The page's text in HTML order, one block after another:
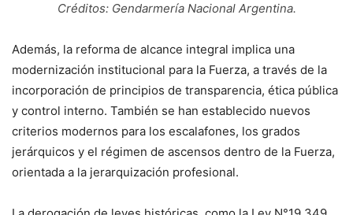
Créditos: Gendarmería Nacional Argentina.
Además, la reforma de alcance integral implica una
modernización institucional para la Fuerza, a través de la
incorporación de principios de transparencia, ética pública
y control interno. También se han establecido nuevos
criterios modernos para los escalafones, los grados
jerárquicos y el régimen de ascensos dentro de la Fuerza,
orientada a la jerarquización profesional.